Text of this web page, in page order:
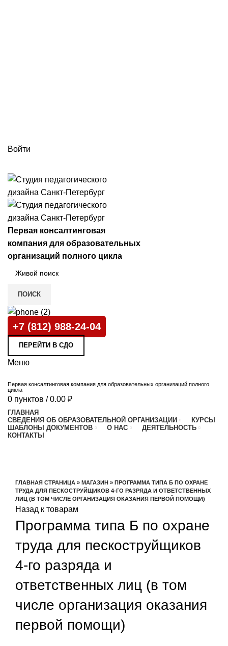
Войти
Первая консалтинговая
компания для образовательных
организаций полного цикла
ПОИСК
+7 (812) 988-24-04
ПЕРЕЙТИ В СДО
Меню
Первая консалтинговая компания для образовательных организаций полного
цикла
0 пунктов / 0.00 ₽
ГЛАВНАЯ
СВЕДЕНИЯ ОБ ОБРАЗОВАТЕЛЬНОЙ ОРГАНИЗАЦИИ
КУРСЫ
ШАБЛОНЫ ДОКУМЕНТОВ
О НАС
ДЕЯТЕЛЬНОСТЬ
КОНТАКТЫ
ГЛАВНАЯ СТРАНИЦА » МАГАЗИН » ПРОГРАММА ТИПА Б ПО ОХРАНЕ
ТРУДА ДЛЯ ПЕСКОСТРУЙЩИКОВ 4-ГО РАЗРЯДА И ОТВЕТСТВЕННЫХ
ЛИЦ (В ТОМ ЧИСЛЕ ОРГАНИЗАЦИЯ ОКАЗАНИЯ ПЕРВОЙ ПОМОЩИ)
Назад к товарам
Программа типа Б по охране
труда для пескоструйщиков
4-го разряда и
ответственных лиц (в том
числе организация оказания
первой помощи)